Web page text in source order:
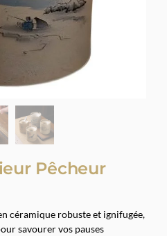
Pêcheur
céramique robuste et ignifugée,
savourer vos pauses